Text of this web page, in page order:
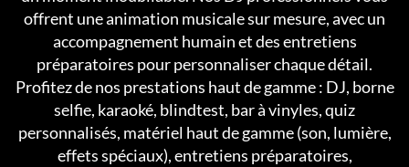
offrent une animation musicale sur mesure, avec un
accompagnement humain et des entretiens
préparatoires pour personnaliser chaque détail.
Profitez de nos prestations haut de gamme : DJ, borne
selfie, karaoké, blindtest, bar à vinyles, quiz
personnalisés, matériel haut de gamme (son, lumière,
effets spéciaux), entretiens préparatoires,